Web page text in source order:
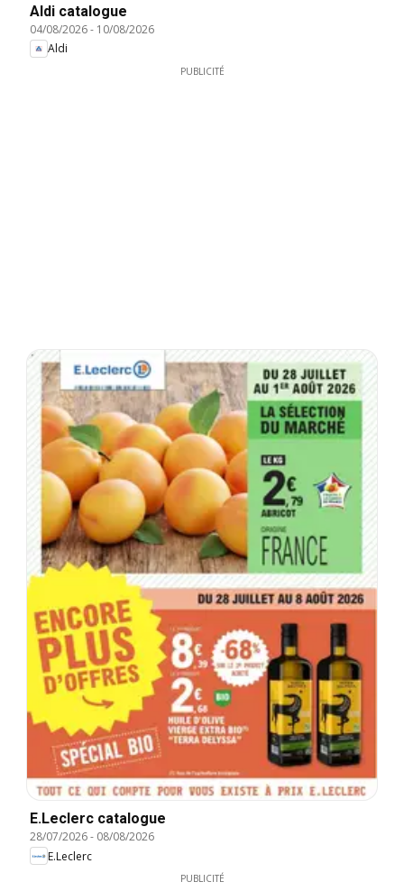
Aldi catalogue
04/08/2026- 10/08/2026
Aldi
PUBLICITÉ
E.Leclerc catalogue
28/07/2026- 08/08/2026
E.Leclerc
PUBLICITÉ